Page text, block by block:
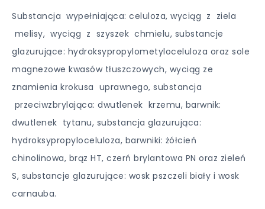
Substancja wypełniająca: celuloza, wyciąg z ziela
melisy, wyciąg z szyszek chmielu, substancje
glazurujące: hydroksypropylometyloceluloza oraz sole
magnezowe kwasów tłuszczowych, wyciąg ze
znamienia krokusa uprawnego, substancja
przeciwzbrylająca: dwutlenek krzemu, barwnik:
dwutlenek tytanu, substancja glazurująca:
hydroksypropyloceluloza, barwniki: żółcień
chinolinowa, brąz HT, czerń brylantowa PN oraz zieleń
S, substancje glazurujące: wosk pszczeli biały i wosk
carnauba.